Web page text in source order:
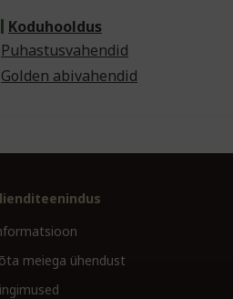
Koduhooldus
Puhastusvahendid
Golden abivahendid
meiega ühendust